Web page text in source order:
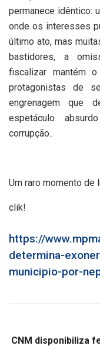
permanece idêntico:
onde os interesses
último ato, mas
bastidores, a
fiscalizar mantém
protagonistas de
engrenagem que
espetáculo
corrupção..
Um raro momento de
clik!
https://
determina-
municipio-por-
CNM disponibiliza